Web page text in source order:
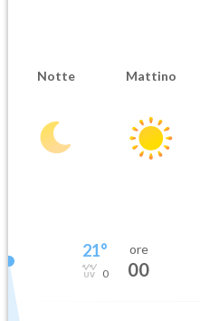
Notte Mattino
21°
0
ore
00